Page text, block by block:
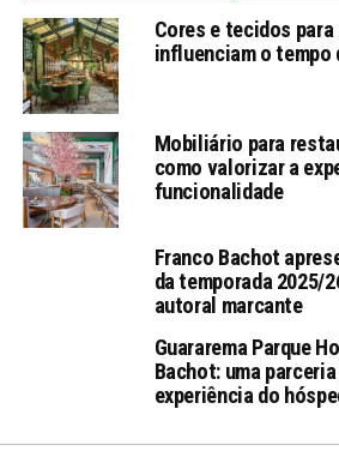
Cores e tecidos
influenciam o tempo
Mobiliário para
como valorizar a
funcionalidade
Franco Bachot
da temporada 2025/
autoral marcante
Guararema Parque
Bachot: uma
experiência do